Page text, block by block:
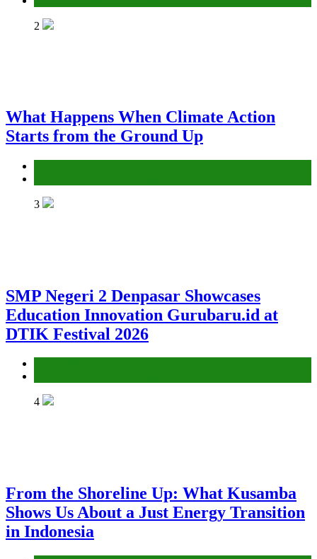
2
What Happens When Climate Action
Starts from the Ground Up
3
SMP Negeri 2 Denpasar Showcases
Education Innovation Gurubaru.id at
DTIK Festival 2026
4
From the Shoreline Up: What Kusamba
Shows Us About a Just Energy Transition
in Indonesia